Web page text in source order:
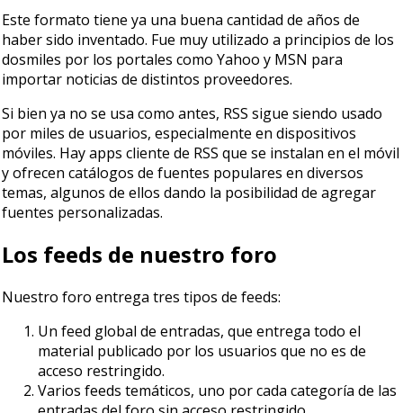
Este formato tiene ya una buena cantidad de años de
haber sido inventado. Fue muy utilizado a principios de los
dosmiles por los portales como Yahoo y MSN para
importar noticias de distintos proveedores.
Si bien ya no se usa como antes, RSS sigue siendo usado
por miles de usuarios, especialmente en dispositivos
móviles. Hay apps cliente de RSS que se instalan en el móvil
y ofrecen catálogos de fuentes populares en diversos
temas, algunos de ellos dando la posibilidad de agregar
fuentes personalizadas.
Los feeds de nuestro foro
Nuestro foro entrega tres tipos de feeds:
Un feed global de entradas, que entrega todo el
material publicado por los usuarios que no es de
acceso restringido.
Varios feeds temáticos, uno por cada categoría de las